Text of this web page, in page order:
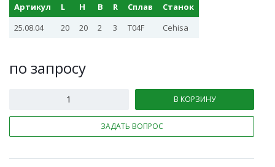
Артикул L H B R Сплав
Станок
25.08.04
20 20 2 3 T04F Cehisa
по запросу
В КОРЗИНУ
ЗАДАТЬ ВОПРОС